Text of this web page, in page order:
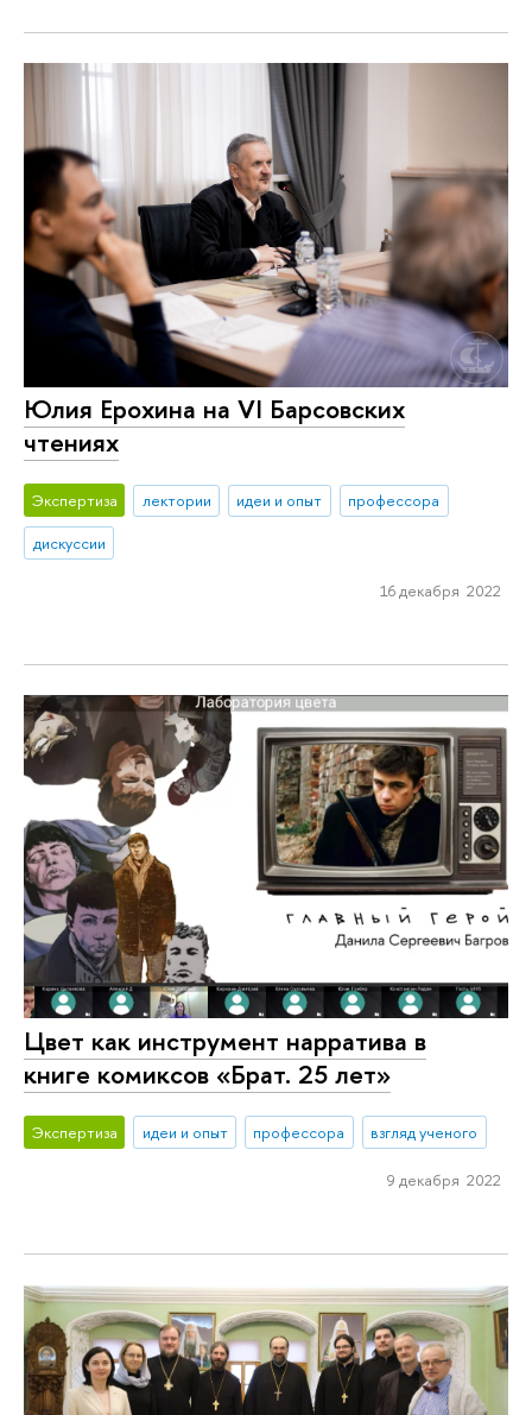
Юлия Ерохина на VI Барсовских
чтениях
Экспертиза лектории идеи и опыт
профессора
дискуссии
16 декабря 2022
Цвет как инструмент нарратива в
книге комиксов «Брат. 25 лет»
Экспертиза идеи и опыт профессора взгляд ученого
9 декабря 2022